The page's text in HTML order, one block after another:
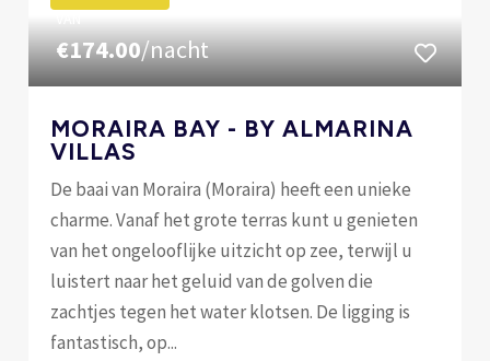
€174.00/nacht
MORAIRA BAY - BY ALMARINA
VILLAS
De baai van Moraira (Moraira) heeft een unieke
charme. Vanaf het grote terras kunt u genieten
van het ongelooflijke uitzicht op zee, terwijl u
luistert naar het geluid van de golven die
zachtjes tegen het water klotsen. De ligging is
fantastisch, op...